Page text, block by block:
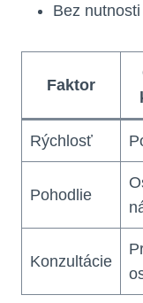
Bez
Faktor
Rýchlosť
Pohodlie
Konzultácie